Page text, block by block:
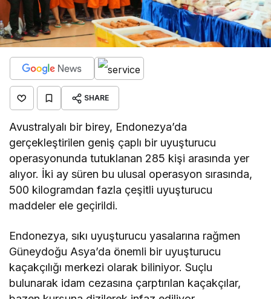
SHARE
Avustralyalı bir birey, Endonezya’da
gerçekleştirilen geniş çaplı bir uyuşturucu
operasyonunda tutuklanan 285 kişi arasında yer
alıyor. İki ay süren bu ulusal operasyon sırasında,
500 kilogramdan fazla çeşitli uyuşturucu
maddeler ele geçirildi.
Endonezya, sıkı uyuşturucu yasalarına rağmen
Güneydoğu Asya’da önemli bir uyuşturucu
kaçakçılığı merkezi olarak biliniyor. Suçlu
bulunarak idam cezasına çarptırılan kaçakçılar,